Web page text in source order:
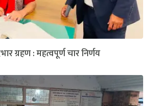
ग्रहण : महत्वपूर्ण चार निर्णय